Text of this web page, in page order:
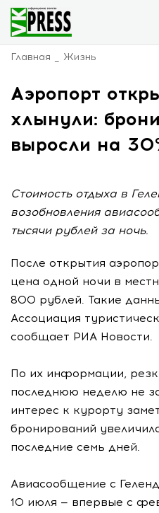
Главная Жизнь
Аэропорт
хлынули:
выросли на
Стоимость отдыха в
возобновления
тысячи рублей за ночь.
После открытия
цена одной ночи в
800 рублей. Такие
Ассоциация
сообщает РИА Новости.
По их информации,
последнюю неделю не
интерес к курорту
бронирований
последние семь дней.
Авиасообщение с
10 июля — впервые с